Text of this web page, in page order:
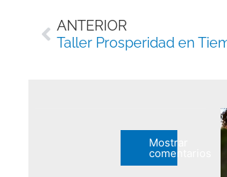
AntANTERIOR
Mostrar
comentarios